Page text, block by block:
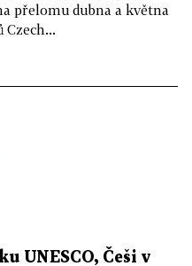
přelomu dubna a května
Czech...
UNESCO, Češi v